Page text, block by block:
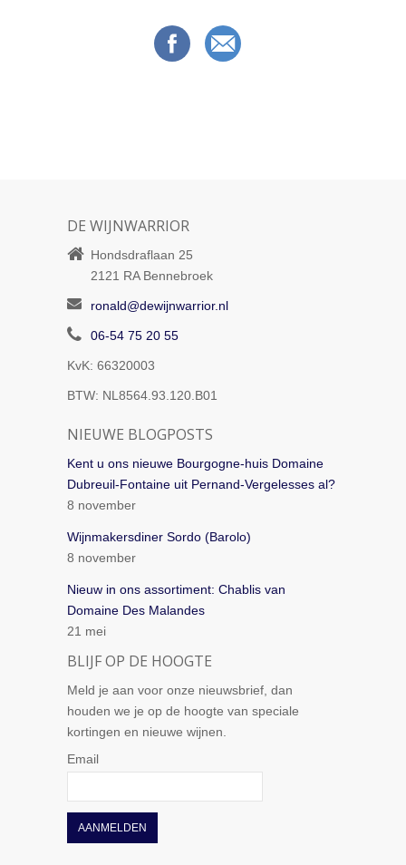
DE WIJNWARRIOR
Hondsdraflaan 25
2121 RA Bennebroek
ronald@dewijnwarrior.nl
06-54 75 20 55
KvK: 66320003
BTW: NL8564.93.120.B01
NIEUWE BLOGPOSTS
Kent u ons nieuwe Bourgogne-huis Domaine
Dubreuil-Fontaine uit Pernand-Vergelesses al?
8 november
Wijnmakersdiner Sordo (Barolo)
8 november
Nieuw in ons assortiment: Chablis van
Domaine Des Malandes
21 mei
BLIJF OP DE HOOGTE
Meld je aan voor onze nieuwsbrief, dan
houden we je op de hoogte van speciale
kortingen en nieuwe wijnen.
Email